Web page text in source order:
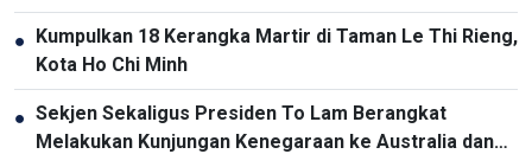
● Kumpulkan 18 Kerangka Martir di Taman Le Thi Rieng,
Kota Ho Chi Minh
● Sekjen Sekaligus Presiden To Lam Berangkat
Melakukan Kunjungan Kenegaraan ke Australia dan